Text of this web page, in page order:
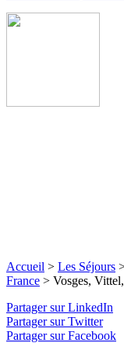
Accueil > Les Séjours
France > Vosges,
Partager sur LinkedIn
Partager sur Twitter
Partager sur Facebook